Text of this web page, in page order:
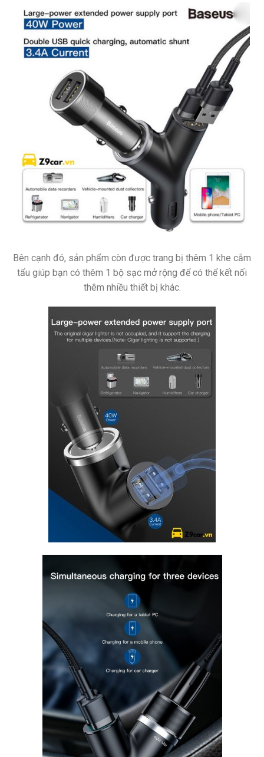
Bên cạnh đó, sản phẩm còn được trang bị thêm 1 khe cắm
tẩu giúp bạn có thêm 1 bộ sạc mở rộng để có thể kết nối
thêm nhiều thiết bị khác.